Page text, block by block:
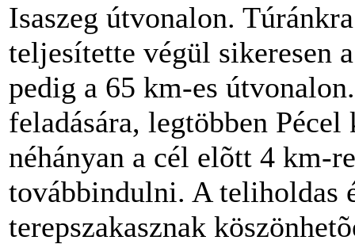
Isaszeg útvonalon.
teljesítette végül sikeresen
pedig a 65 km-es
feladására, legtöbben
néhányan a cél elõtt 4 km-
továbbindulni. A teliholdas
terepszakasznak